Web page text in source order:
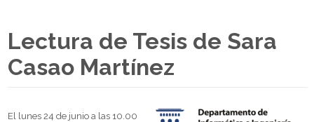
Lectura de Tesis de Sara
Casao Martínez
El lunes 24 de junio a las 10.00